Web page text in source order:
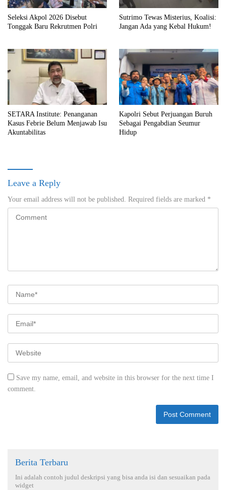
Seleksi Akpol 2026 Disebut
Tonggak Baru Rekrutmen Polri
Sutrimo Tewas Misterius, Koalisi:
Jangan Ada yang Kebal Hukum!
SETARA Institute: Penanganan
Kasus Febrie Belum Menjawab Isu
Akuntabilitas
Kapolri Sebut Perjuangan Buruh
Sebagai Pengabdian Seumur
Hidup
Leave a Reply
Your email address will not be published. Required fields are marked *
Save my name, email, and website in this browser for the next time I
comment.
Berita Terbaru
Ini adalah contoh judul deskripsi yang bisa anda isi dan sesuaikan pada
widget